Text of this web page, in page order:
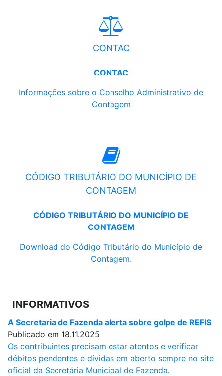
CONTAC
CONTAC
Informações sobre o Conselho Administrativo de
Contagem
CÓDIGO TRIBUTÁRIO DO MUNICÍPIO DE
CONTAGEM
CÓDIGO TRIBUTÁRIO DO MUNICÍPIO DE
CONTAGEM
Download do Código Tributário do Município de
Contagem.
INFORMATIVOS
A Secretaria de Fazenda alerta sobre golpe de REFIS
Publicado em 18.11.2025
Os contribuintes precisam estar atentos e verificar
débitos pendentes e dívidas em aberto sempre no site
oficial da Secretária Municipal de Fazenda.